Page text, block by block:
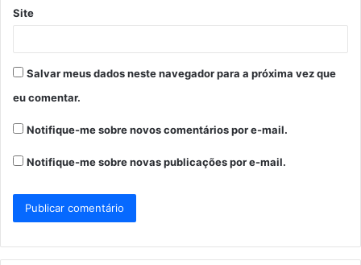
Site
Salvar meus dados neste navegador para a próxima vez que
eu comentar.
Notifique-me sobre novos comentários por e-mail.
Notifique-me sobre novas publicações por e-mail.